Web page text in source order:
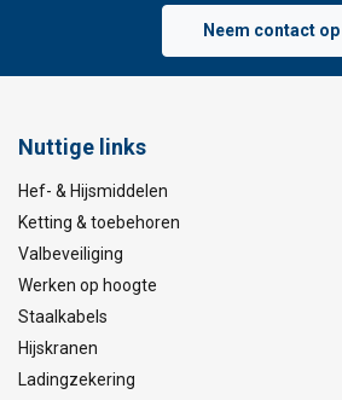
Neem contact op
Nuttige links
Hef- & Hijsmiddelen
Ketting & toebehoren
Valbeveiliging
Werken op hoogte
Staalkabels
Hijskranen
Ladingzekering